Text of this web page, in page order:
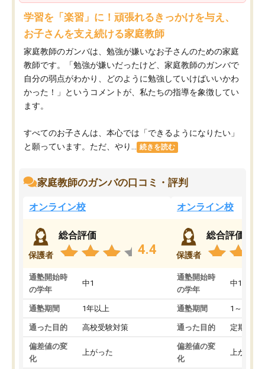
学習を「楽習」に！頑張れるきっかけを与え、
お子さんを支え続ける家庭教師
家庭教師のガンバは、勉強が嫌いなお子さんのための家庭
教師です。「勉強が嫌いだったけど、家庭教師のガンバで
自分の弱点がわかり、どのように勉強していけばいいかわ
かった！」というコメントが、私たちの指導を象徴してい
ます。
すべてのお子さんは、本心では「できるようになりたい」
と願っています。ただ、やり...
続きを読む
家庭教師のガンバの口コミ・評判
オンライン校
保護者
総合評価
4.4
通塾開始時
の学年
中1
通塾期間 1年以上
通った目的 高校受験対策
偏差値の変
化
上がった
オンライン校
保護者
総合評価
通塾開始時
の学年
中1
通塾期間 1～3ヵ月
通った目的 定期テス
偏差値の変
化
上がった